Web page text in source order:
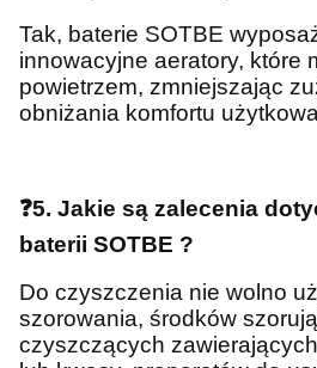
Tak, baterie SOTBE
innowacyjne aeratory, które
powietrzem, zmniejszając
obniżania komfortu
❓5. Jakie są zalecenia
baterii SOTBE ?
Do czyszczenia nie wolno
szorowania, środków
czyszczących